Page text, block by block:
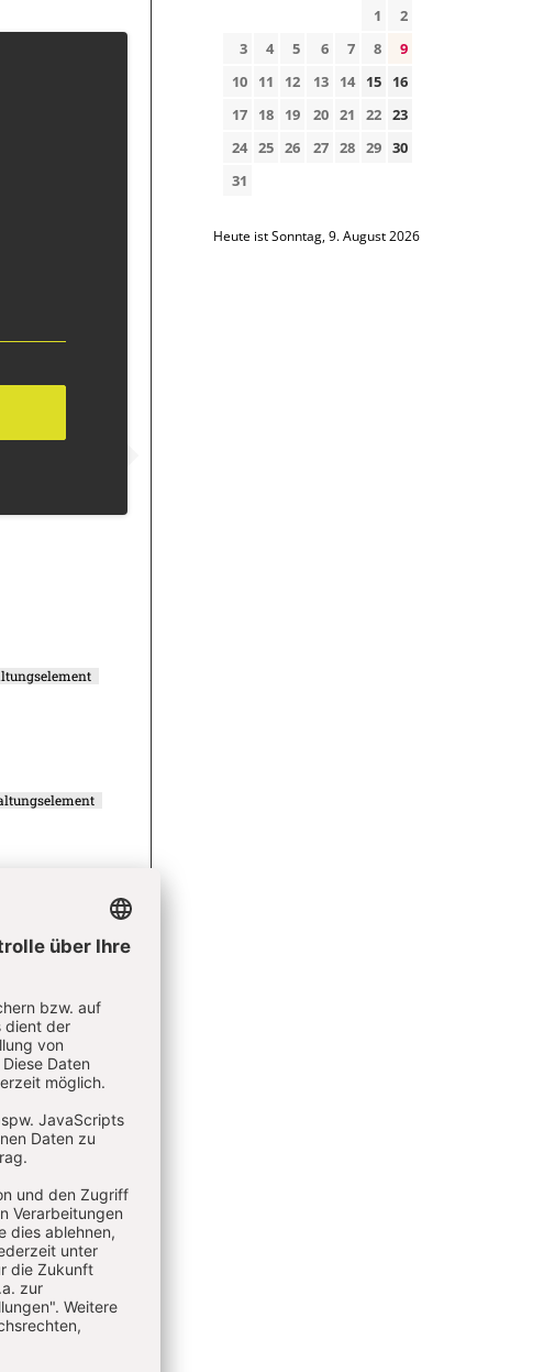
- Für
1
2
3
4 5 6 7 8
9
10
11 12 13 14 15
16
17
18 19 20 21 22 23
24 25 26 27 28 29 30
31
Heute ist Sonntag, 9. August 2026